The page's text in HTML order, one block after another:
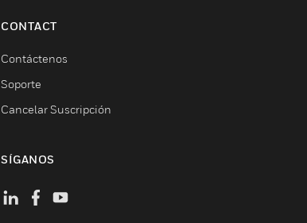
CONTACT
Contáctenos
Soporte
Cancelar Suscripción
SÍGANOS